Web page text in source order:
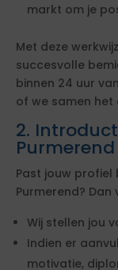
markt om je
Met deze
succesvolle
binnen 24 uur
of we samen
2.
Purmerend
Past jouw profiel
Purmerend?
Wij stellen jou
Indien er
motivatie,